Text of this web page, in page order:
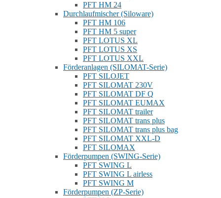
PFT HM 24
Durchlaufmischer (Siloware)
PFT HM 106
PFT HM 5 super
PFT LOTUS XL
PFT LOTUS XS
PFT LOTUS XXL
Förderanlagen (SILOMAT-Serie)
PFT SILOJET
PFT SILOMAT 230V
PFT SILOMAT DF Q
PFT SILOMAT EUMAX
PFT SILOMAT trailer
PFT SILOMAT trans plus
PFT SILOMAT trans plus bag
PFT SILOMAT XXL-D
PFT SILOMAX
Förderpumpen (SWING-Serie)
PFT SWING L
PFT SWING L airless
PFT SWING M
Förderpumpen (ZP-Serie)